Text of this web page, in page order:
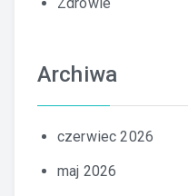
Archiwa
czerwiec 2026
maj 2026